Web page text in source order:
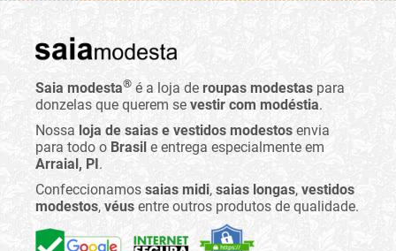
Saia modesta® é a loja de roupas modestas para
donzelas que querem se vestir com modéstia.
Nossa loja de saias e vestidos modestos envia
para todo o Brasil e entrega especialmente em
Arraial, PI.
Confeccionamos saias midi, saias longas, vestidos
modestos, véus entre outros produtos de qualidade.